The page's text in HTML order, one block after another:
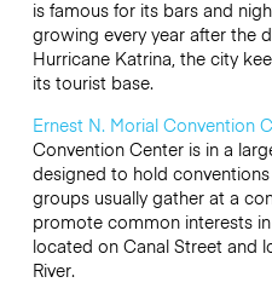
is famous for its bars and
growing every year after the
Hurricane Katrina, the city
its tourist base.
Ernest N. Morial Convention
Convention Center is in a
designed to hold
groups usually gather at a
promote common interests
located on Canal Street and
River.